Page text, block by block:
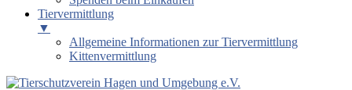
Tiervermittlung
▼
Allgemeine Informationen zur Tiervermittlung
Kittenvermittlung